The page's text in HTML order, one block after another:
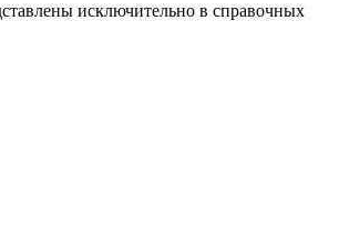
исключительно в справочных